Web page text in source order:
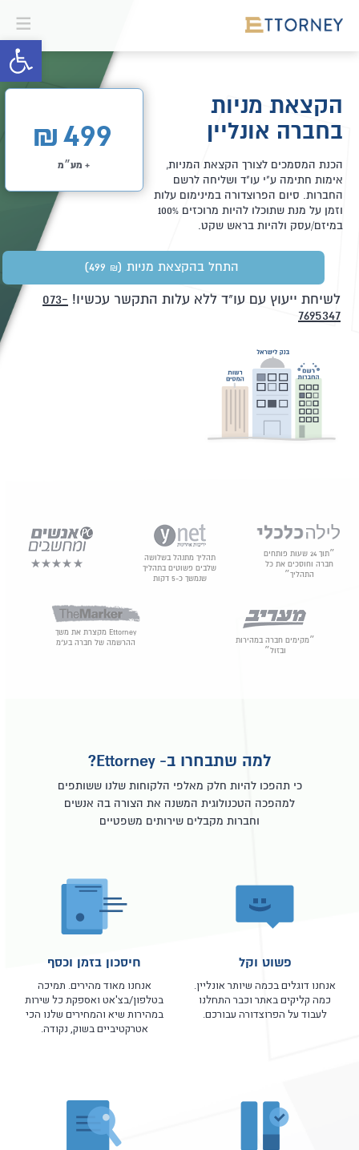
פתח
הקצאת מניות
בחברה אונליין
הכנת המסמכים לצורך הקצאת המניות,
אימות חתימה ע"י עו"ד ושליחה לרשם
החברות. סיום הפרוצדורה במינימום עלות
וזמן על מנת שתוכלו להיות מרוכזים 100%
במיזם/עסק ולהיות בראש שקט.
₪ 499
+ מע״מ
התחל בהקצאת מניות (499
₪
)
לשיחת ייעוץ עם עו"ד ללא עלות התקשר עכשיו! 073-
7695347
״תוך 24 שעות פותחים
חברה וחוסכים את כל
התהליך״
תהליך מתנהל בשלושה
שלבים פשוטים בתהליך
שנמשך כ-5 דקות
״מקימים חברה במהירות
ובזול״
Ettorney מקצרת את משך
ההרשמה של חברה בע"מ
למה שתבחרו ב- Ettorney?
כי תהפכו להיות חלק מאלפי הלקוחות שלנו ששותפים
למהפכה הטכנולוגית המשנה את הצורה בה אנשים
וחברות מקבלים שירותים משפטיים
פשוט וקל
אנחנו דוגלים בכמה שיותר אונליין.
כמה קליקים באתר וכבר התחלנו
לעבוד על הפרוצדורה עבורכם.
חיסכון בזמן וכסף
אנחנו מאוד מהירים. תמיכה
בטלפון/בצ'אט ואספקת כל שירות
במהירות שיא והמחירים שלנו הכי
אטרקטיביים בשוק, נקודה.